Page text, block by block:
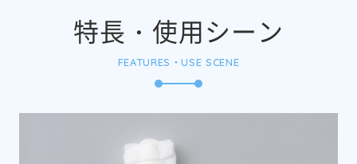
特長・使用シーン
FEATURES・USE SCENE